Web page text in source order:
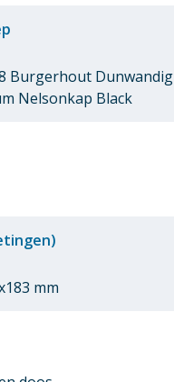
Burgerhout Dunwandig
Nelsonkap Black
mm